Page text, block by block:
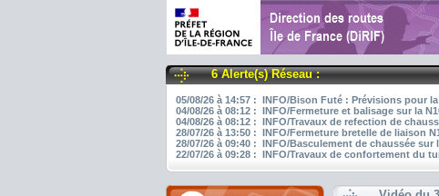
6 Alerte(s) Réseau :
05/08/26 à 14:57 : INFO/Bison Futé : Prévisions pour
04/08/26 à 08:12 : INFO/Fermeture et balisage sur la
04/08/26 à 08:12 : INFO/Travaux de refection de
28/07/26 à 13:50 : INFO/Fermeture bretelle de liaison
28/07/26 à 09:40 : INFO/Basculement de chaussée
22/07/26 à 09:28 : INFO/Travaux de confortement du